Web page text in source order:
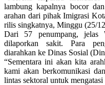
lambung kapalnya bocor
arahan dari pihak Imigrasi
rilis singkatnya, Minggu (25/
Dari 57 penumpang, jelas
dilaporkan sakit. Para
diarahkan ke Dinas Sosial
“Sementara ini akan kita
kami akan berkomunikasi
lintas sektoral untuk